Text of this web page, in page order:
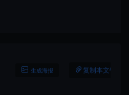
生成海报 复制本文链接